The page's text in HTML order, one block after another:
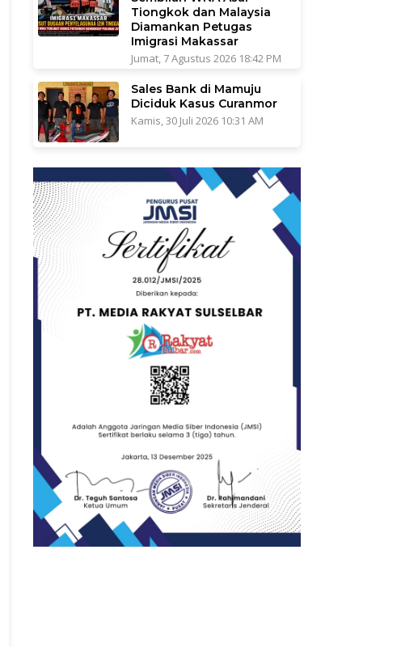
Tiongkok dan Malaysia
Diamankan Petugas
Imigrasi Makassar
Jumat, 7 Agustus 2026 18:42 PM
Sales Bank di Mamuju
Diciduk Kasus Curanmor
Kamis, 30 Juli 2026 10:31 AM